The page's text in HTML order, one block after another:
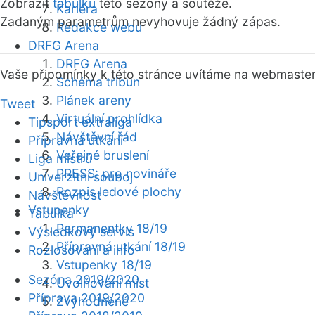
Kariéra
Redakce webu
DRFG Arena
DRFG Arena
Schéma tribun
Plánek areny
Virtuální prohlídka
Návštěvní řád
Veřejné bruslení
PRESS: pro novináře
Rozpis ledové plochy
Vstupenky
Permanentky 18/19
Přípravná utkání 18/19
Vstupenky 18/19
Uvolňování míst
Zvýhodněné
Zobrazit tabulku této sezóny a soutěže.
Zadaným parametrům nevyhovuje žádný zápas.
Vaše připomínky k této stránce uvítáme na webmaster
Tweet
Tipsport extraliga
Přípravná utkání
Liga mistrů
Univerzitní souboj
Návštěvnost
Tabulka
Výsledkový servis
Rozlosování a info
Sezóna 2019/2020
Příprava 2019/2020